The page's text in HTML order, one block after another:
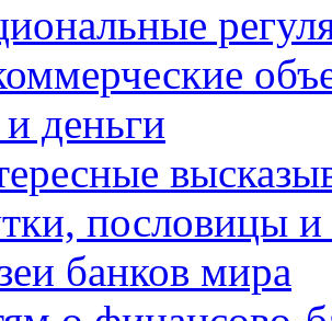
деньги
пословицы и
банков мира